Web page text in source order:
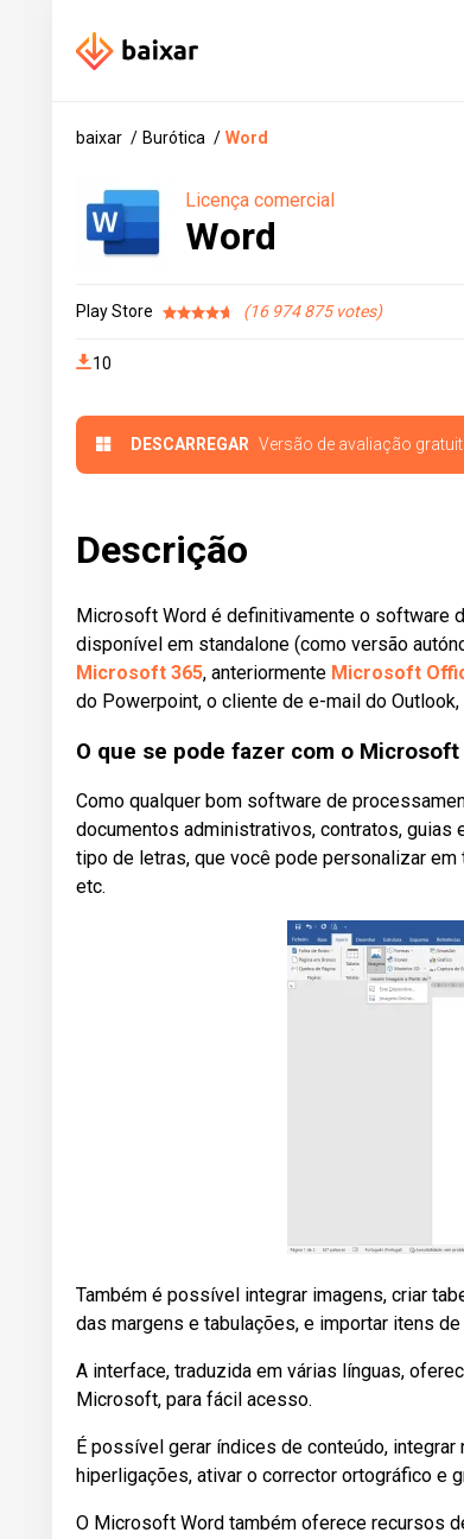
baixar Burótica Word
Licença comercial
Word
Play Store 16 974 875
10
DESCARREGAR Versão de avaliação
Descrição
Microsoft Word é definitivamente o software
disponível em standalone (como versão
Microsoft 365, anteriormente Microsoft
do Powerpoint, o cliente de e-mail do
O que se pode fazer com o Microsoft
Como qualquer bom software de
documentos administrativos, contratos, guias
tipo de letras, que você pode personalizar em
etc.
Também é possível integrar imagens, criar
das margens e tabulações, e importar itens
A interface, traduzida em várias línguas,
Microsoft, para fácil acesso.
É possível gerar índices de conteúdo,
hiperligações, ativar o corrector ortográfico e
O Microsoft Word também oferece recursos